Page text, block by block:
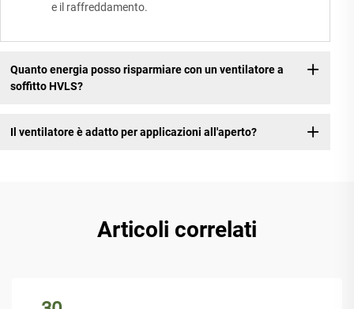
e il raffreddamento.
Quanto energia posso risparmiare con un ventilatore a
soffitto HVLS?
Il ventilatore è adatto per applicazioni all'aperto?
Articoli correlati